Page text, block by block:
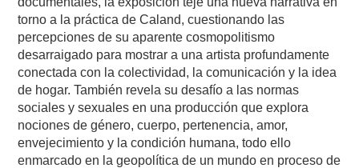
torno a la práctica de Caland, cuestionando las
percepciones de su aparente cosmopolitismo
desarraigado para mostrar a una artista profundamente
conectada con la colectividad, la comunicación y la idea
de hogar. También revela su desafío a las normas
sociales y sexuales en una producción que explora
nociones de género, cuerpo, pertenencia, amor,
envejecimiento y la condición humana, todo ello
enmarcado en la geopolítica de un mundo en proceso de